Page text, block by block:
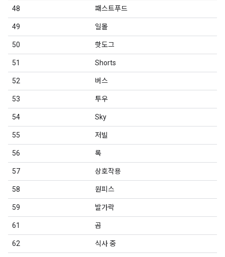
48 패스트푸드
49 일몰
50 핫도그
51 Shorts
52 버스
53 투우
54 Sky
55 저빌
56 록
57 상호작용
58 원피스
59 발가락
61 곰
62 식사 중